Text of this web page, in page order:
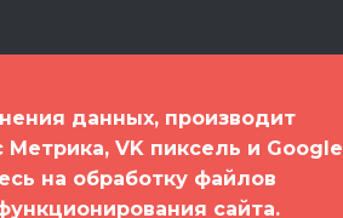
данных, производит
VK пиксель и Google
на обработку файлов
сайта.